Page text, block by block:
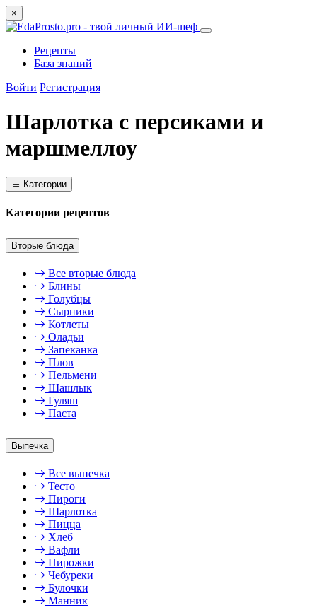
×
Рецепты
База знаний
Войти Регистрация
Шарлотка с персиками и
маршмеллоу
Категории
Категории рецептов
Вторые блюда
Все вторые блюда
Блины
Голубцы
Сырники
Котлеты
Оладьи
Запеканка
Плов
Пельмени
Шашлык
Гуляш
Паста
Выпечка
Все выпечка
Тесто
Пироги
Шарлотка
Пицца
Хлеб
Вафли
Пирожки
Чебуреки
Булочки
Манник